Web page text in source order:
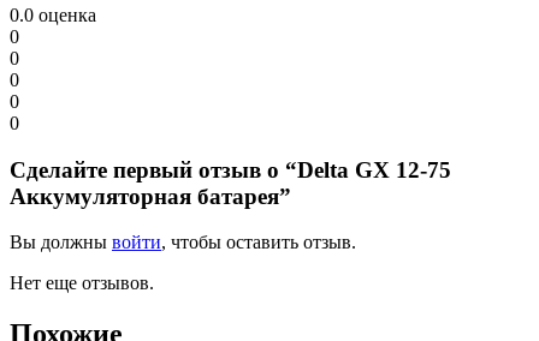
0.0 оценка
0
0
0
0
0
Сделайте первый отзыв о “Delta GX 12-75
Аккумуляторная батарея”
Вы должны войти, чтобы оставить отзыв.
Нет еще отзывов.
Похожие